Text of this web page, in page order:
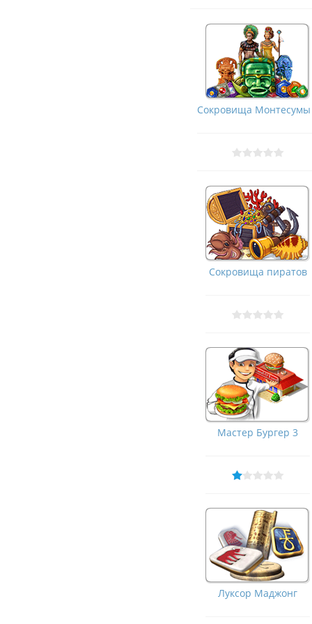
Сокровища Монтесумы
Сокровища пиратов
Мастер Бургер 3
Луксор Маджонг